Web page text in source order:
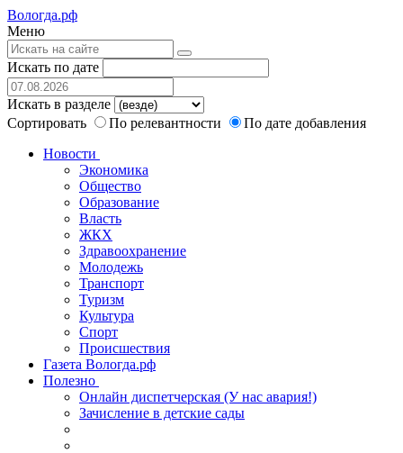
Вологда.рф
Меню
Искать по дате
Искать в разделе
Сортировать
По релевантности
По дате добавления
Новости
Экономика
Общество
Образование
Власть
ЖКХ
Здравоохранение
Молодежь
Транспорт
Туризм
Культура
Спорт
Происшествия
Газета Вологда.рф
Полезно
Онлайн диспетчерская (У нас авария!)
Зачисление в детские сады